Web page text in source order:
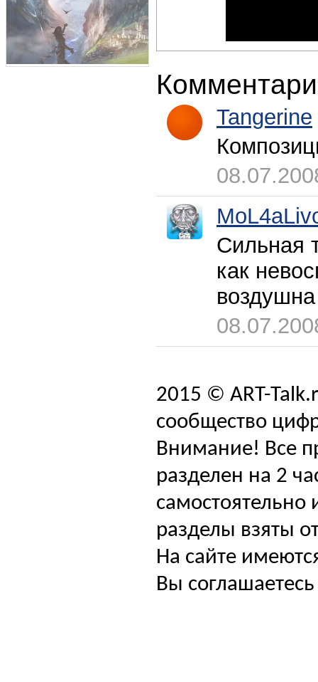
Tangerine
Сильная
как
2015 © ART-
сообщество
Внимание! Все
разделен на 2
самостоятельно
разделы взяты
На сайте
Вы